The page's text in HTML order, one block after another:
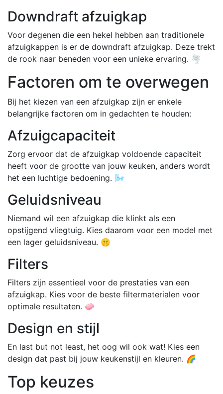
Downdraft afzuigkap
Voor degenen die een hekel hebben aan traditionele
afzuigkappen is er de downdraft afzuigkap. Deze trekt
de rook naar beneden voor een unieke ervaring. 🌪️
Factoren om te overwegen
Bij het kiezen van een afzuigkap zijn er enkele
belangrijke factoren om in gedachten te houden:
Afzuigcapaciteit
Zorg ervoor dat de afzuigkap voldoende capaciteit
heeft voor de grootte van jouw keuken, anders wordt
het een luchtige bedoening. 🌬️
Geluidsniveau
Niemand wil een afzuigkap die klinkt als een
opstijgend vliegtuig. Kies daarom voor een model met
een lager geluidsniveau. 🤫
Filters
Filters zijn essentieel voor de prestaties van een
afzuigkap. Kies voor de beste filtermaterialen voor
optimale resultaten. 🧼
Design en stijl
En last but not least, het oog wil ook wat! Kies een
design dat past bij jouw keukenstijl en kleuren. 🌈
Top keuzes